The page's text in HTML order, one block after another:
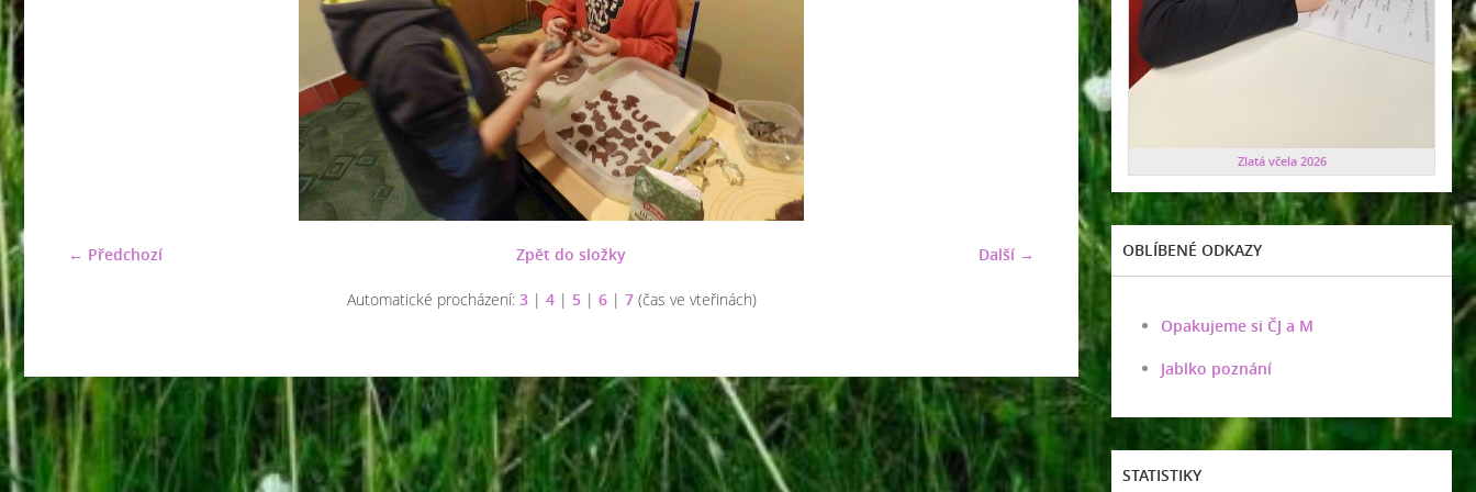
← Předchozí Další →
Zpět do složky
Automatické procházení: 3| 4| 5| 6| 7(čas ve vteřinách)
Zlatá včela 2026
OBLÍBENÉ ODKAZY
Opakujeme si ČJ a M
Jablko poznání
STATISTIKY